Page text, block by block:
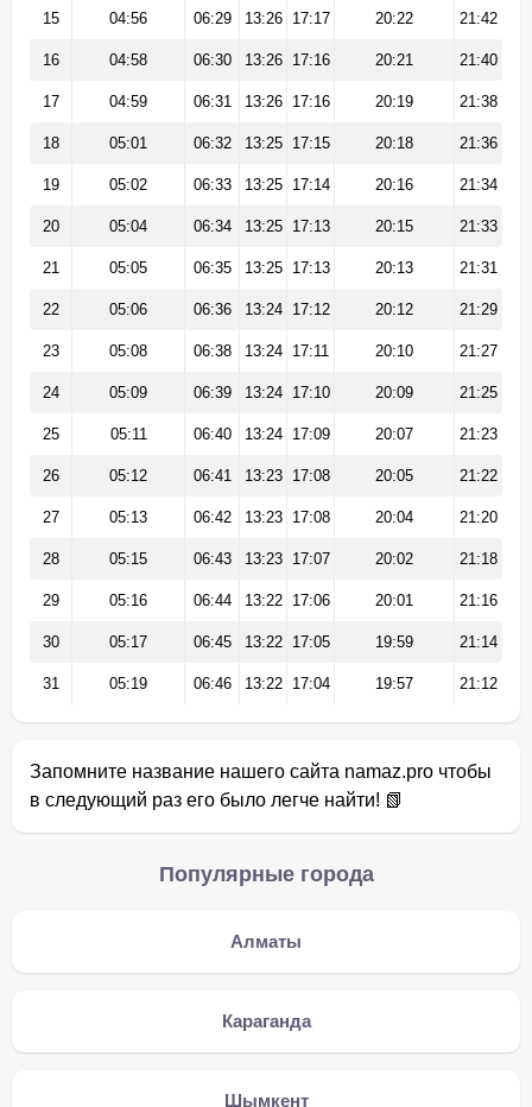
15 04:56 06:29 13:26 17:17 20:22 21:42
16 04:58 06:30 13:26 17:16 20:21 21:40
17 04:59 06:31 13:26 17:16 20:19 21:38
18 05:01 06:32 13:25 17:15 20:18 21:36
19 05:02 06:33 13:25 17:14 20:16 21:34
20 05:04 06:34 13:25 17:13 20:15 21:33
21 05:05 06:35 13:25 17:13 20:13 21:31
22 05:06 06:36 13:24 17:12 20:12 21:29
23 05:08 06:38 13:24 17:11 20:10 21:27
24 05:09 06:39 13:24 17:10 20:09 21:25
25 05:11 06:40 13:24 17:09 20:07 21:23
26 05:12 06:41 13:23 17:08 20:05 21:22
27 05:13 06:42 13:23 17:08 20:04 21:20
28 05:15 06:43 13:23 17:07 20:02 21:18
29 05:16 06:44 13:22 17:06 20:01 21:16
30 05:17 06:45 13:22 17:05 19:59 21:14
31 05:19 06:46 13:22 17:04 19:57 21:12
Запомните название нашего сайта namaz.pro чтобы
в следующий раз его было легче найти! 📗
Популярные города
Алматы
Караганда
Шымкент